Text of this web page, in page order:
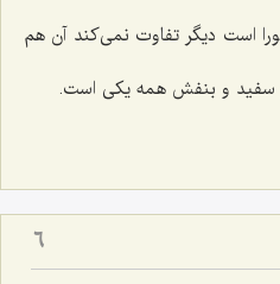
است دیگر تفاوت نمی‌كند آن هم
سفید و بنفش همه یكی است.
6